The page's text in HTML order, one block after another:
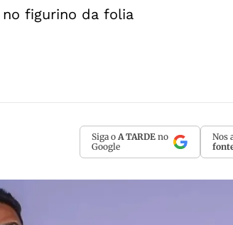
no figurino da folia
Siga o A TARDE no
Google
Nos